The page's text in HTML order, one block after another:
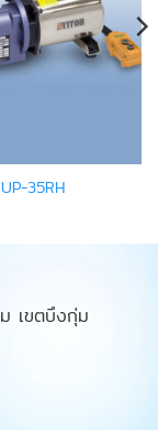
UP-35RH
เขตบึงกุ่ม